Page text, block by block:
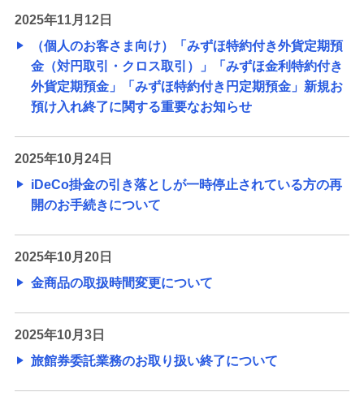
2025年11月12日
（個人のお客さま向け）「みずほ特約付き外貨定期預
金（対円取引・クロス取引）」「みずほ金利特約付き
外貨定期預金」「みずほ特約付き円定期預金」新規お
預け入れ終了に関する重要なお知らせ
2025年10月24日
iDeCo掛金の引き落としが一時停止されている方の再
開のお手続きについて
2025年10月20日
金商品の取扱時間変更について
2025年10月3日
旅館券委託業務のお取り扱い終了について